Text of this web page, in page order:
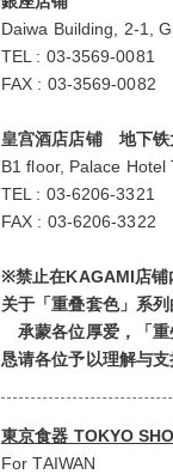
Daiwa Building, 2-1,
TEL : 03-3569-0081
FAX : 03-3569-0082
皇宫酒店店铺 地下铁
B1 floor, Palace
TEL : 03-6206-3321
FAX : 03-6206-3322
※禁止在KAGAMI店铺
关于「重叠套色」系
承蒙各位厚爱，「重
恳请各位予以理解与
東京食器 TOKYO
For TAIWAN